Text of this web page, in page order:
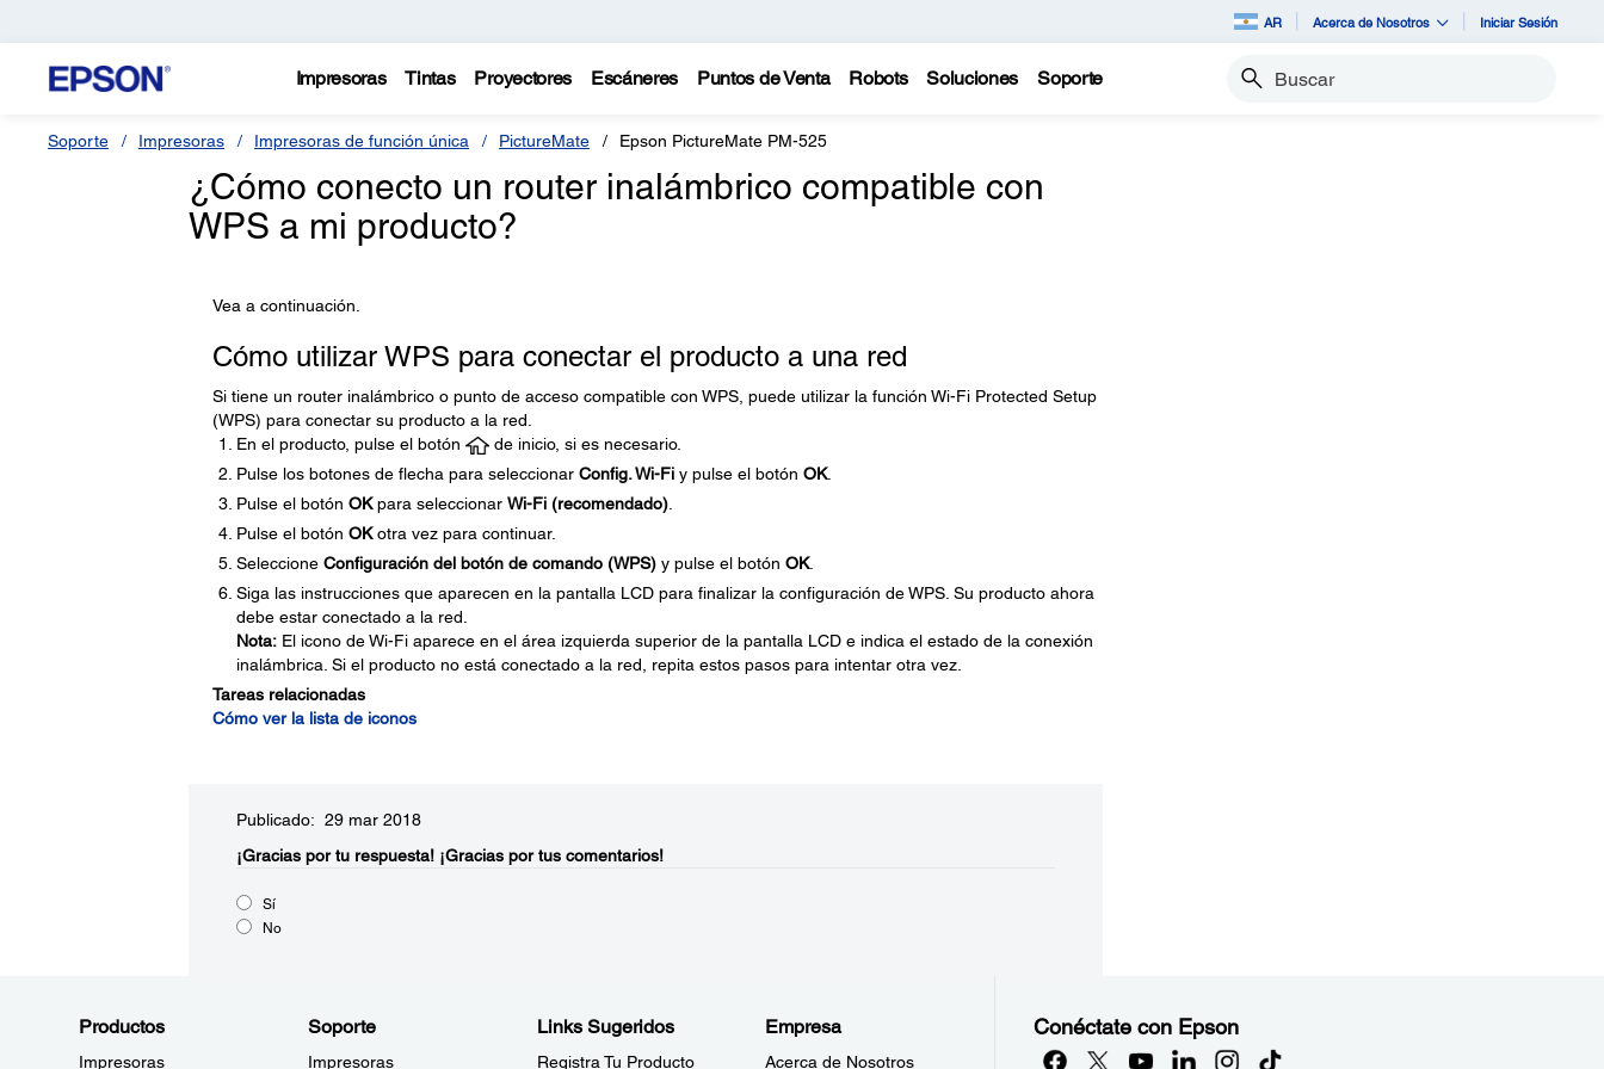
AR Acerca de Nosotros Iniciar Sesión
Impresoras Tintas Proyectores Escáneres Puntos de Venta Robots Soluciones Soporte Buscar
Soporte Impresoras Impresoras de función única PictureMate Epson PictureMate PM-525
¿Cómo conecto un router inalámbrico compatible con
WPS a mi producto?
Vea a continuación.
Cómo utilizar WPS para conectar el producto a una red
Si tiene un router inalámbrico o punto de acceso compatible con WPS, puede utilizar la función Wi-Fi Protected Setup
(WPS) para conectar su producto a la red.
En el producto, pulse el botón
de inicio, si es necesario.
Pulse los botones de flecha para seleccionar Config. Wi-Fiy pulse el botón OK.
Pulse el botón OKpara seleccionar Wi-Fi (recomendado).
Pulse el botón OKotra vez para continuar.
Seleccione Configuración del botón de comando (WPS)y pulse el botón OK.
Siga las instrucciones que aparecen en la pantalla LCD para finalizar la configuración de WPS. Su producto ahora
debe estar conectado a la red.
Nota:El icono de Wi-Fi aparece en el área izquierda superior de la pantalla LCD e indica el estado de la conexión
inalámbrica. Si el producto no está conectado a la red, repita estos pasos para intentar otra vez.
Tareas relacionadas
Cómo ver la lista de iconos
Publicado: 29 mar 2018
¡Gracias por tu respuesta! ¡Gracias por tus comentarios!
Sí
No
Productos
Impresoras
Soporte
Impresoras
Links Sugeridos
Registra Tu Producto
Empresa
Acerca de Nosotros
Conéctate con Epson